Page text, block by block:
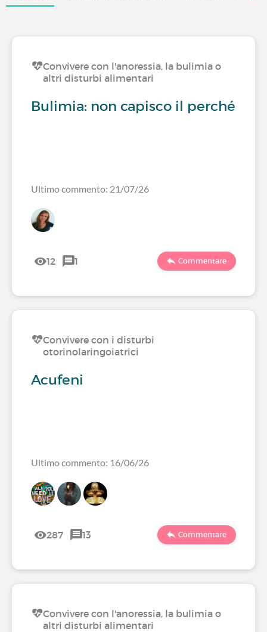
Convivere con l'anoressia, la bulimia o
altri disturbi alimentari
Bulimia: non capisco il perché
Ultimo commento: 21/07/26
12 1 Commentare
Convivere con i disturbi
otorinolaringoiatrici
Acufeni
Ultimo commento: 16/06/26
287 13 Commentare
Convivere con l'anoressia, la bulimia o
altri disturbi alimentari